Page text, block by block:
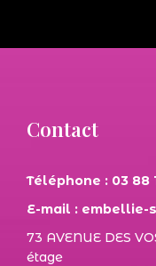
Contact
Téléphone : 03 88
E-mail : embellie-
73 AVENUE DES
étage